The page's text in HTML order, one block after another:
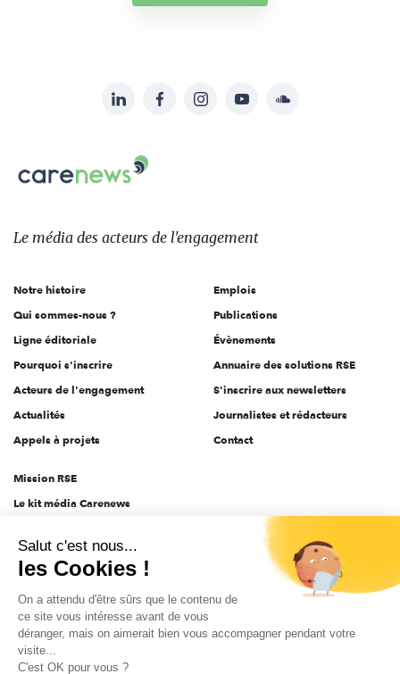
sur:
LinkedInFacebookInstagramYouTubeSoundcloud
Carenews,
Le
des
l'engagement
Le média des acteurs de l'engagement
Notre histoire
Qui sommes-nous ?
Ligne éditoriale
Pourquoi s'inscrire
Acteurs de l'engagement
Actualités
Appels à projets
Emplois
Publications
Évènements
Annuaire des solutions RSE
S'inscrire aux newsletters
Journalistes et rédacteurs
Contact
Mission RSE
Le kit média Carenews
AEF info
Novethic
PRODURABLE
Inclusiv Day
Salut c'est nous...
les Cookies !
On a attendu d'être sûrs que le contenu de
ce site vous intéresse avant de vous
déranger, mais on aimerait bien vous accompagner pendant votre
visite...
C'est OK pour vous ?